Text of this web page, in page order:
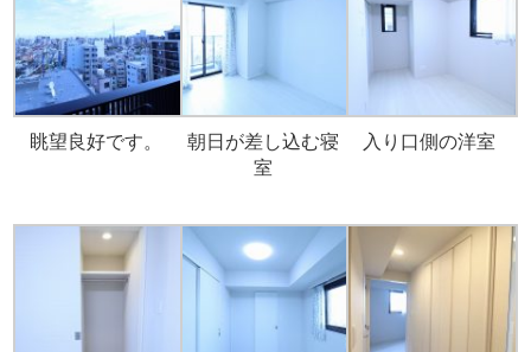
眺望良好です。
朝日が差し込む寝
室
入り口側の洋室